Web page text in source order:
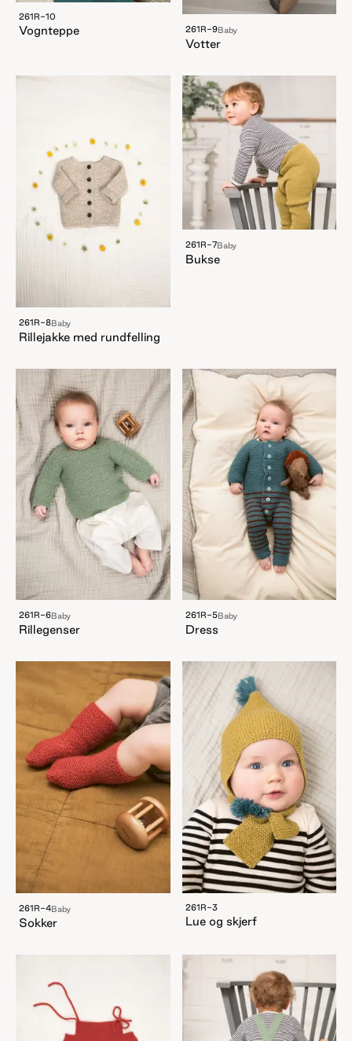
261R-10
Vognteppe 261R-9Baby
Votter
261R-8Baby
Rillejakke med rundfelling
261R-7Baby
Bukse
261R-6Baby
Rillegenser
261R-5Baby
Dress
261R-4Baby
Sokker
261R-3
Lue og skjerf